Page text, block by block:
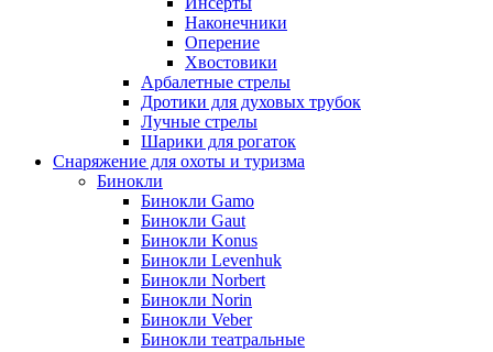
Наконечники
Оперение
Хвостовики
Арбалетные стрелы
Дротики для духовых трубок
Лучные стрелы
Шарики для рогаток
Снаряжение для охоты и туризма
Бинокли
Бинокли Gamo
Бинокли Gaut
Бинокли Konus
Бинокли Levenhuk
Бинокли Norbert
Бинокли Norin
Бинокли Veber
Бинокли театральные